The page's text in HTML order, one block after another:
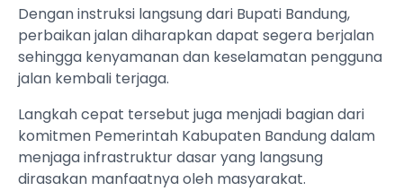
Dengan instruksi langsung dari Bupati Bandung,
perbaikan jalan diharapkan dapat segera berjalan
sehingga kenyamanan dan keselamatan pengguna
jalan kembali terjaga.
Langkah cepat tersebut juga menjadi bagian dari
komitmen Pemerintah Kabupaten Bandung dalam
menjaga infrastruktur dasar yang langsung
dirasakan manfaatnya oleh masyarakat.